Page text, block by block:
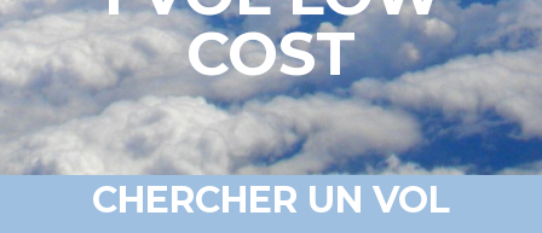
COST
CHERCHER UN VOL